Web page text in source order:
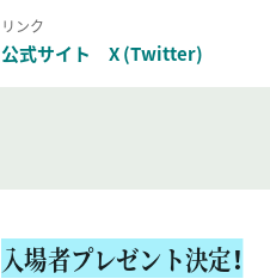
リンク
公式サイト X (Twitter)
入場者プレゼント決定！